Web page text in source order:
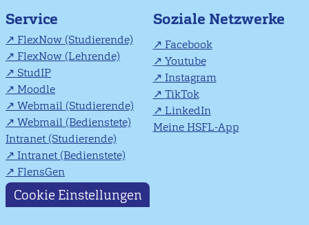
Service
FlexNow (Studierende)
FlexNow (Lehrende)
StudIP
Moodle
Webmail (Studierende)
Webmail (Bedienstete)
Intranet (Studierende)
Intranet (Bedienstete)
FlensGen
Soziale Netzwerke
Facebook
Youtube
Instagram
TikTok
LinkedIn
Meine HSFL-App
Cookie Einstellungen